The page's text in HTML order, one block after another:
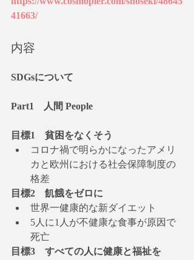
41663/
内容
SDGsについて
Part1　人間 People
目標1　貧困をなくそう
コロナ禍で明らかになったアメリ
カと欧州における社会保障制度の
格差
目標2　飢餓をゼロに
世界一健康的な新ダイエット
5人に1人が不健康な食事が原因で
死亡
目標3　すべての人に健康と福祉を